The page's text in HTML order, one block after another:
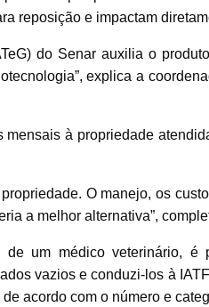
reposição e impactam
do Senar auxilia o
explica a
à propriedade
O manejo, os
a melhor alternativa”,
de um médico veterinário,
vazios e conduzi-los à
acordo com o número e